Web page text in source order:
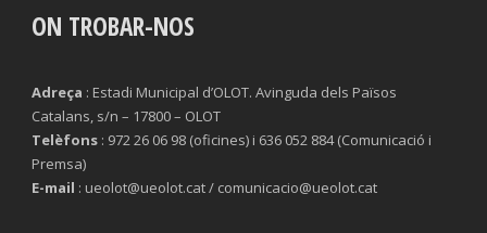
ON TROBAR-NOS
Adreça : Estadi Municipal d’OLOT. Avinguda dels Països
Catalans, s/n – 17800 – OLOT
Telèfons : 972 26 06 98 (oficines) i 636 052 884 (Comunicació i
Premsa)
E-mail : ueolot@ueolot.cat / comunicacio@ueolot.cat